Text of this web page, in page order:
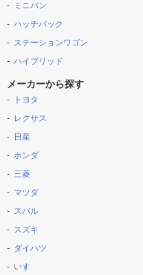
ミニバン
ハッチバック
ステーションワゴン
ハイブリッド
メーカーから探す
トヨタ
レクサス
日産
ホンダ
三菱
マツダ
スバル
スズキ
ダイハツ
いすゞ